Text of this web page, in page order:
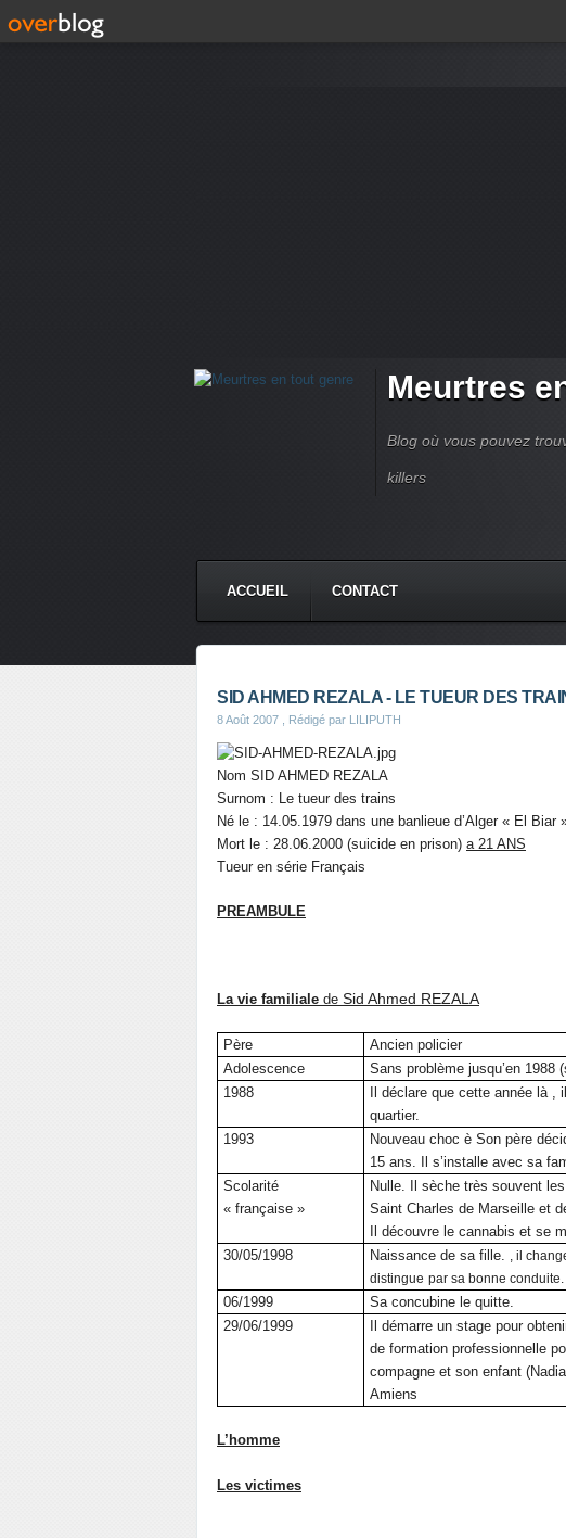
Meurtres
Blog où vous pouvez
killers
ACCUEIL CONTACT
SID AHMED REZALA - LE TUEUR DES
8 Août 2007 , Rédigé par LILIPUTH
Nom SID AHMED REZALA
Surnom : Le tueur des trains
Né le : 14.05.1979 dans une banlieue d’Alger « El Biar
Mort le : 28.06.2000 (suicide en prison) a 21 ANS
Tueur en série Français
PREAMBULE
La vie familiale de Sid Ahmed REZALA
Père
Ancien policier
Adolescence
Sans problème jusqu’en 1988
1988
Il déclare que cette année là
quartier.
1993
Nouveau choc è Son père
15 ans. Il s’installe avec sa
Scolarité
« française »
Nulle. Il sèche très souvent
Saint Charles de Marseille et
Il découvre le cannabis et se
30/05/1998
Naissance de sa fille. , il
distingue par sa bonne conduite.
06/1999
Sa concubine le quitte.
29/06/1999
Il démarre un stage pour
de formation professionnelle
compagne et son enfant
Amiens
L’homme
Les victimes